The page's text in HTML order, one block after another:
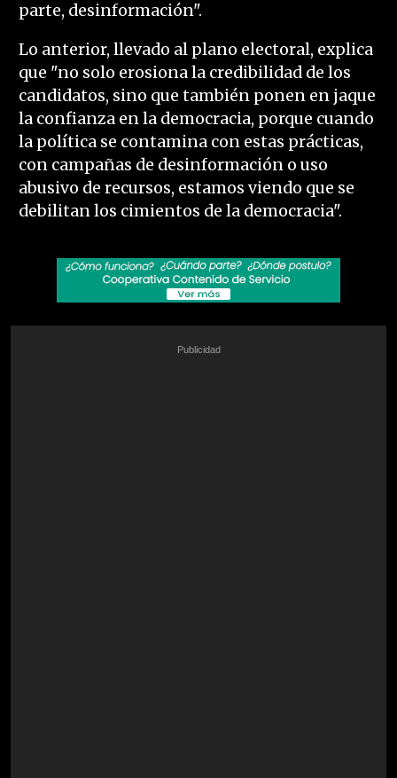
parte, desinformación".
Lo anterior, llevado al plano electoral, explica
que "no solo erosiona la credibilidad de los
candidatos, sino que también ponen en jaque
la confianza en la democracia, porque cuando
la política se contamina con estas prácticas,
con campañas de desinformación o uso
abusivo de recursos, estamos viendo que se
debilitan los cimientos de la democracia".